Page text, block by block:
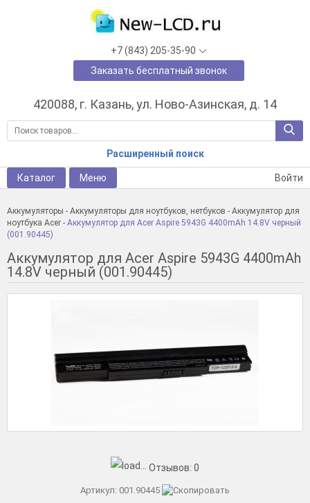
420088, г. Казань, ул. Ново-Азинская, д. 14
Расширенный поиск
+7 (843) 205-35-90
Заказать бесплатный звонок
Каталог Меню Войти
Аккумуляторы - Аккумуляторы для ноутбуков, нетбуков - Аккумулятор для
ноутбука Acer - Аккумулятор для Acer Aspire 5943G 4400mAh 14.8V черный
(001.90445)
Аккумулятор для Acer Aspire 5943G 4400mAh
14.8V черный (001.90445)
Отзывов: 0
Артикул: 001.90445